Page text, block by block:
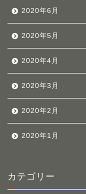
2020年6月
2020年5月
2020年4月
2020年3月
2020年2月
2020年1月
カテゴリー